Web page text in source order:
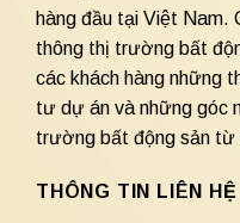
hàng đầu tại Việt Nam.
thông thị trường bất
các khách hàng những
tư dự án và những góc
trường bất động sản từ
THÔNG TIN LIÊN HỆ